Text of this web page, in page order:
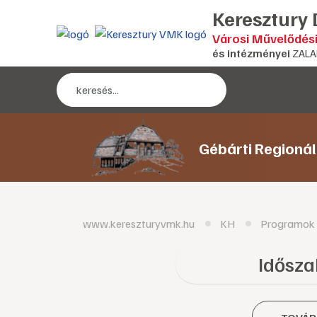
Keresztury
Városi
és intézményei
Gébárti
www.kereszturyvmk.hu KH Programok